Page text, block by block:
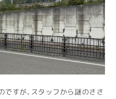
すが、スタッフから謎のささ